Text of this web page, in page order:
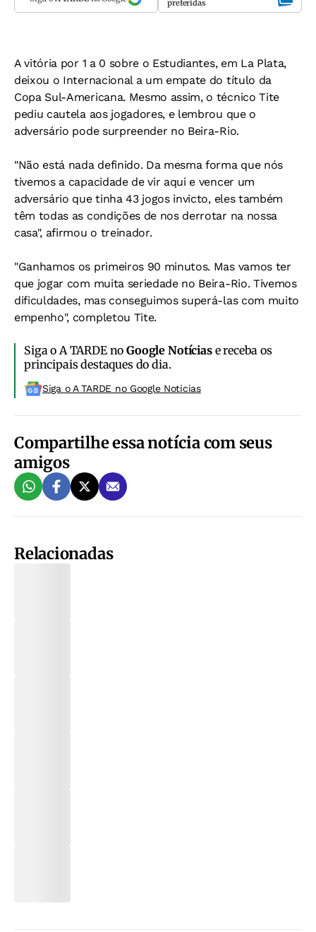
preferidas
A vitória por 1 a 0 sobre o Estudiantes, em La Plata,
deixou o Internacional a um empate do título da
Copa Sul-Americana. Mesmo assim, o técnico Tite
pediu cautela aos jogadores, e lembrou que o
adversário pode surpreender no Beira-Rio.
"Não está nada definido. Da mesma forma que nós
tivemos a capacidade de vir aqui e vencer um
adversário que tinha 43 jogos invicto, eles também
têm todas as condições de nos derrotar na nossa
casa", afirmou o treinador.
"Ganhamos os primeiros 90 minutos. Mas vamos ter
que jogar com muita seriedade no Beira-Rio. Tivemos
dificuldades, mas conseguimos superá-las com muito
empenho", completou Tite.
Siga o A TARDE noGoogle Notíciase receba os
principais destaques do dia.
Siga o A TARDE no Google Noticias
Compartilhe essa notícia com seus
amigos
Relacionadas